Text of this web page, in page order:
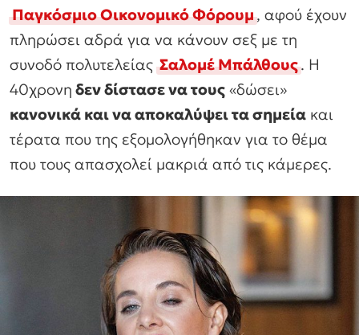
Παγκόσμιο Οικονομικό Φόρουμ, αφού έχουν
πληρώσει αδρά για να κάνουν σεξ με τη
συνοδό πολυτελείαςΣαλομέ Μπάλθους. Η
40χρονη δεν δίστασε να τους «δώσει»
κανονικά και να αποκαλύψει τα σημεία και
τέρατα που της εξομολογήθηκαν για το θέμα
που τους απασχολεί μακριά από τις κάμερες.